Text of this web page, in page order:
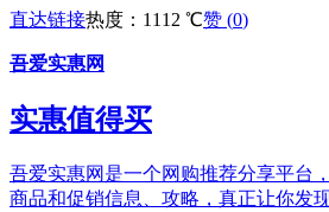
直达链接热度：1112 ℃赞 (0)
吾爱实惠网
实惠值得买
吾爱实惠网是一个网购推荐分享平台
商品和促销信息、攻略，真正让你发